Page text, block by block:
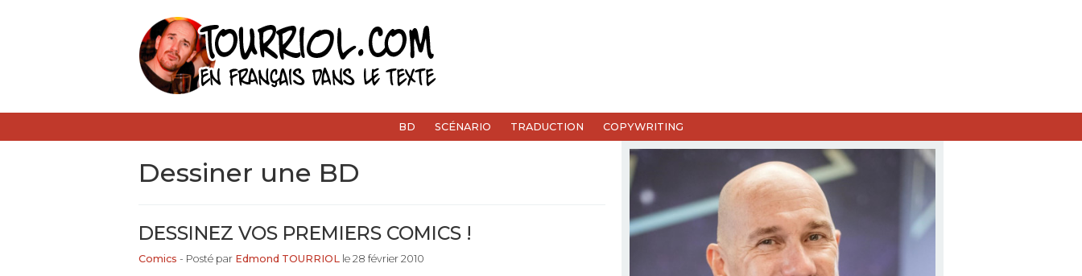
BD SCÉNARIO TRADUCTION COPYWRITING
dessiner une BD
DESSINEZ VOS PREMIERS COMICS !
Comics - Posté par Edmond TOURRIOL le 28 février 2010